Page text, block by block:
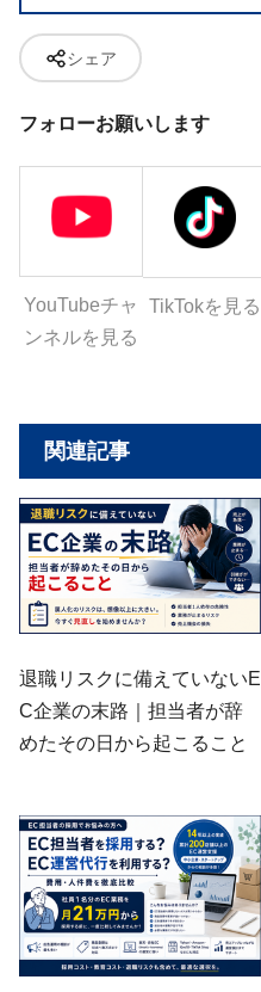
シェア
フォローお願いします
YouTubeチャ
ンネルを見る
TikTokを見る
関連記事
退職リスクに備えていないE
C企業の末路｜担当者が辞
めたその日から起こること